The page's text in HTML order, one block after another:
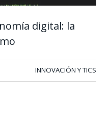
digital: la
INNOVACIÓN Y TICS